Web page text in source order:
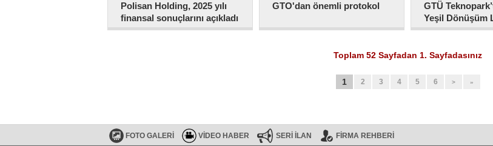
Polisan Holding, 2025 yılı
finansal sonuçlarını açıkladı
GTO'dan önemli protokol
GTÜ
Yeşil Dönüşüm
Toplam 52 Sayfadan 1. Sayfadasınız
1 2 3 4 5 6 > »
FOTO GALERİ VİDEO HABER SERİ İLAN FİRMA REHBERİ